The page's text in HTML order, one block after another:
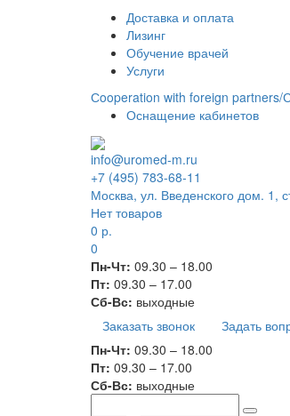
Доставка и оплата
Лизинг
Обучение врачей
Услуги
Сooperation with foreign partners/
Оснащение кабинетов
info@uromed-m.ru
+7 (495) 783-68-11
Москва, ул. Введенского дом. 1,
Нет товаров
0 р.
0
Пн-Чт: 09.30 – 18.00
Пт: 09.30 – 17.00
Сб-Вс: выходные
Заказать звонок
Задать
Пн-Чт: 09.30 – 18.00
Пт: 09.30 – 17.00
Сб-Вс: выходные